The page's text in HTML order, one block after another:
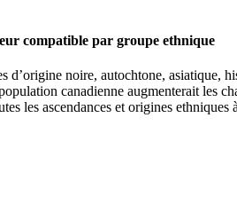
compatible par groupe ethnique
d’origine noire, autochtone, asiatique,
canadienne augmenterait les
les ascendances et origines